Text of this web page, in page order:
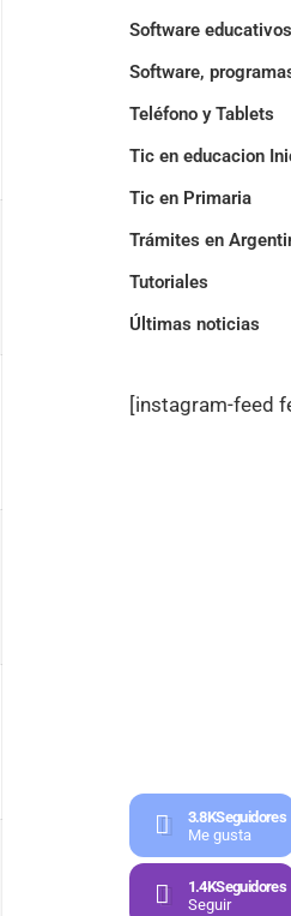
Software educativos
Software,
Teléfono y Tablets
Tic en educacion
Tic en Primaria
Trámites en
Tutoriales
Últimas noticias
[instagram-feed
3.8KSeguidores
Me gusta
1.4KSeguidores
Seguir